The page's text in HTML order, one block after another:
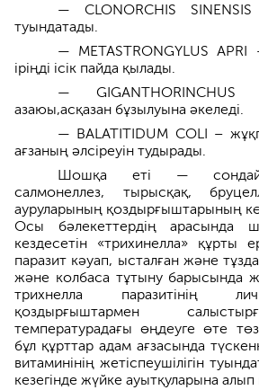
— CLONORCHIS
туындатады.
— METASTRONGYLUS
іріңді ісік пайда қылады.
—
азаюы,асқазан бұзылуына әкеледі.
— BALATITIDUM COLI –
ағзаның әлсіреуін тудырады.
Шошқа еті — сондай-
салмонеллез, тырысқақ,
ауруларының қоздырғыштарының
Осы бәлекеттердің арасында
кездесетін «трихинелла» құрты
паразит кәуап, ысталған және
және колбаса тұтыну барысында
трихнелла паразитінің
қоздырғыштармен
температурадағы өңдеуге өте
бұл құрттар адам ағзасында
витаминінің жетіспеушілігін
кезегінде жүйке ауытқуларына алып